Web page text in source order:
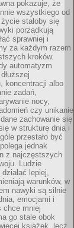
pokazuje, że
wszystkiego od
stałoby się
porządkują
sprawniej i
za każdym razem
kroków.
automatyzm
koncentracji albo
zadań,
nocy,
czy unikanie
zachowanie się
w strukturę dnia i
przestało być
jednak
z najczęstszych
Ludzie
lepiej,
warunków, w
nawyki są silnie
emocjami i
chce mniej
go stale obok
książek, lecz